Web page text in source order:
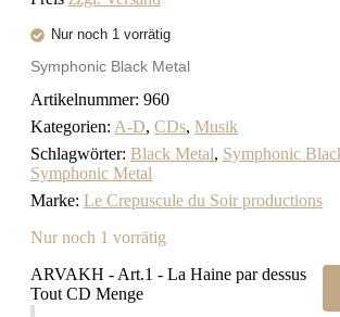
Nur noch 1 vorrätig
Symphonic Black Metal
Artikelnummer: 960
Kategorien: A-D, CDs, Musik
Schlagwörter: Black Metal, Symphonic
Symphonic Metal
Marke: Le Crepuscule du Soir productions
Nur noch 1 vorrätig
ARVAKH - Art.1 - La Haine par dessus
Tout CD Menge